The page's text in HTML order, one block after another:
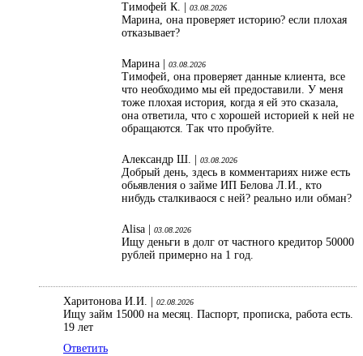
Тимофей К. | 03.08.2026
Марина, она проверяет историю? если плохая
отказывает?
Марина | 03.08.2026
Тимофей, она проверяет данные клиента, все
что необходимо мы ей предоставили. У меня
тоже плохая история, когда я ей это сказала,
она ответила, что с хорошей историей к ней не
обращаются. Так что пробуйте.
Александр Ш. | 03.08.2026
Добрый день, здесь в комментариях ниже есть
обьявления о займе ИП Белова Л.И., кто
нибудь сталкиваося с ней? реально или обман?
Alisa | 03.08.2026
Ищу деньги в долг от частного кредитор 50000
рублей примерно на 1 год.
Харитонова И.И. | 02.08.2026
Ищу займ 15000 на месяц. Паспорт, прописка, работа есть.
19 лет
Ответить